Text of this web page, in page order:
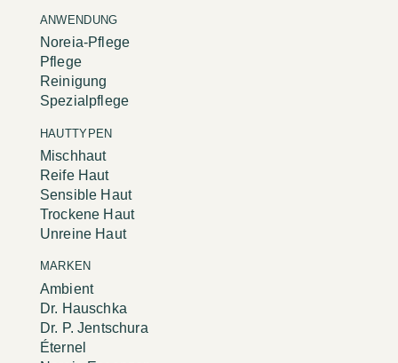
ANWENDUNG
Noreia-Pflege
Pflege
Reinigung
Spezialpflege
HAUTTYPEN
Mischhaut
Reife Haut
Sensible Haut
Trockene Haut
Unreine Haut
MARKEN
Ambient
Dr. Hauschka
Dr. P. Jentschura
Éternel